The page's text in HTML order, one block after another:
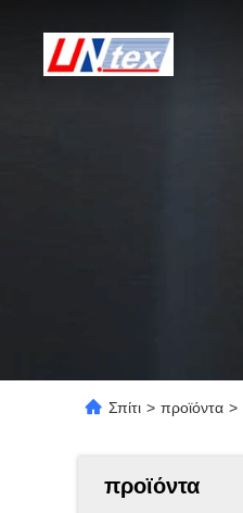
Σπίτι > προϊόντα >
προϊόντα